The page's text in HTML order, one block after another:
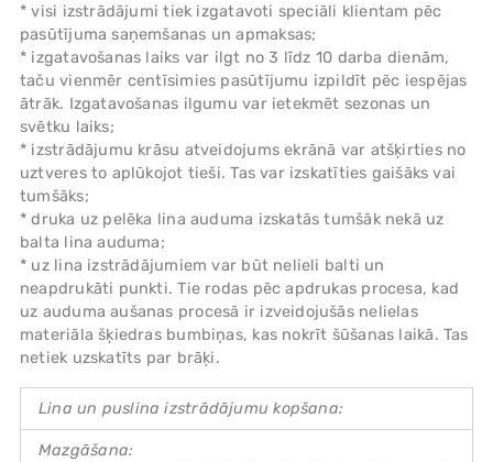
* visi izstrādājumi tiek izgatavoti speciāli klientam pēc
pasūtījuma saņemšanas un apmaksas;
* izgatavošanas laiks var ilgt no 3 līdz 10 darba dienām,
taču vienmēr centīsimies pasūtījumu izpildīt pēc iespējas
ātrāk. Izgatavošanas ilgumu var ietekmēt sezonas un
svētku laiks;
* izstrādājumu krāsu atveidojums ekrānā var atšķirties no
uztveres to aplūkojot tieši. Tas var izskatīties gaišāks vai
tumšāks;
* druka uz pelēka lina auduma izskatās tumšāk nekā uz
balta lina auduma;
* uz lina izstrādājumiem var būt nelieli balti un
neapdrukāti punkti. Tie rodas pēc apdrukas procesa, kad
uz auduma aušanas procesā ir izveidojušās nelielas
materiāla šķiedras bumbiņas, kas nokrīt šūšanas laikā. Tas
netiek uzskatīts par brāķi.
Lina un puslina izstrādājumu kopšana:
Mazgāšana: